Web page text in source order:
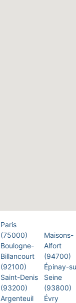
Paris
(75000)
Boulogne-
Billancourt
(92100)
Saint-Denis
(93200)
Argenteuil
Maisons-
Alfort
(94700)
Épinay-
Seine
(93800)
Évry